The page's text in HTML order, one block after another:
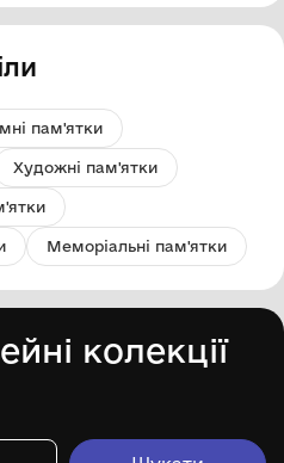
пам'ятки
Художні пам'ятки
Меморіальні пам'ятки
колекції